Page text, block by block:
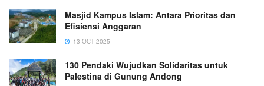
Masjid Kampus Islam: Antara Prioritas dan
Efisiensi Anggaran
13 OCT 2025
130 Pendaki Wujudkan Solidaritas untuk
Palestina di Gunung Andong